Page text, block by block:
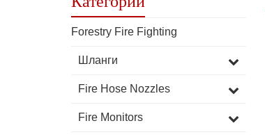
Forestry Fire Fighting
Шланги
Fire Hose Nozzles
Fire Monitors